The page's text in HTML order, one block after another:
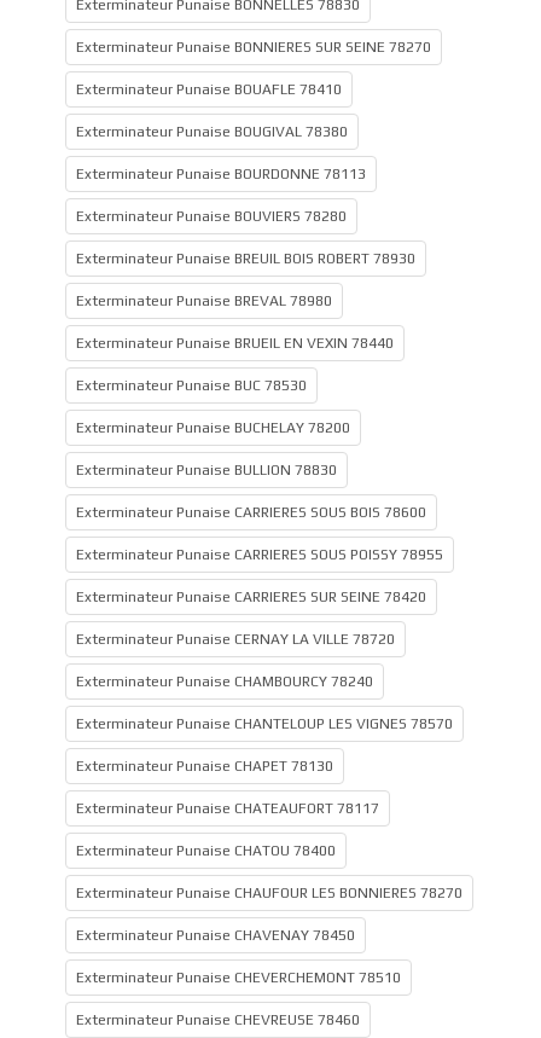
Exterminateur Punaise BONNELLES 78830
Exterminateur Punaise BONNIERES SUR SEINE 78270
Exterminateur Punaise BOUAFLE 78410
Exterminateur Punaise BOUGIVAL 78380
Exterminateur Punaise BOURDONNE 78113
Exterminateur Punaise BOUVIERS 78280
Exterminateur Punaise BREUIL BOIS ROBERT 78930
Exterminateur Punaise BREVAL 78980
Exterminateur Punaise BRUEIL EN VEXIN 78440
Exterminateur Punaise BUC 78530
Exterminateur Punaise BUCHELAY 78200
Exterminateur Punaise BULLION 78830
Exterminateur Punaise CARRIERES SOUS BOIS 78600
Exterminateur Punaise CARRIERES SOUS POISSY 78955
Exterminateur Punaise CARRIERES SUR SEINE 78420
Exterminateur Punaise CERNAY LA VILLE 78720
Exterminateur Punaise CHAMBOURCY 78240
Exterminateur Punaise CHANTELOUP LES VIGNES 78570
Exterminateur Punaise CHAPET 78130
Exterminateur Punaise CHATEAUFORT 78117
Exterminateur Punaise CHATOU 78400
Exterminateur Punaise CHAUFOUR LES BONNIERES 78270
Exterminateur Punaise CHAVENAY 78450
Exterminateur Punaise CHEVERCHEMONT 78510
Exterminateur Punaise CHEVREUSE 78460